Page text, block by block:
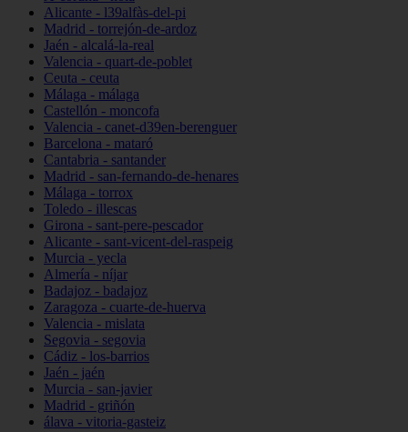
Alicante - l39alfàs-del-pi
Madrid - torrejón-de-ardoz
Jaén - alcalá-la-real
Valencia - quart-de-poblet
Ceuta - ceuta
Málaga - málaga
Castellón - moncofa
Valencia - canet-d39en-berenguer
Barcelona - mataró
Cantabria - santander
Madrid - san-fernando-de-henares
Málaga - torrox
Toledo - illescas
Girona - sant-pere-pescador
Alicante - sant-vicent-del-raspeig
Murcia - yecla
Almería - níjar
Badajoz - badajoz
Zaragoza - cuarte-de-huerva
Valencia - mislata
Segovia - segovia
Cádiz - los-barrios
Jaén - jaén
Murcia - san-javier
Madrid - griñón
álava - vitoria-gasteiz